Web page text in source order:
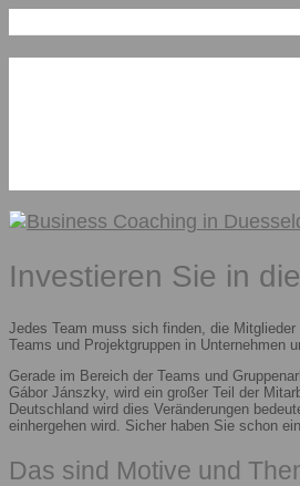
Investieren Sie in
Jedes Team muss sich finden, die
Teams und Projektgruppen in Unternehmen
Gerade im Bereich der Teams und
Gábor Jánszky, wird ein großer Teil der
Deutschland wird dies Veränderungen
einhergehen wird. Sicher haben Sie schon
Das sind Motive und